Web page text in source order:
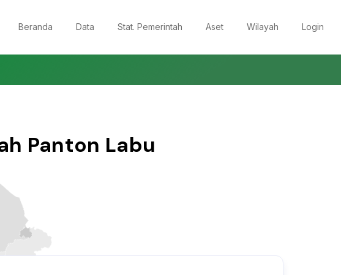
Beranda Data Stat. Pemerintah Aset Wilayah Login
Panton Labu